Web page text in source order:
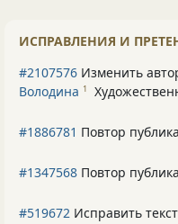
ИСПРАВЛЕНИЯ И
#2107576 Изменить
Володина 1
#1886781 Повтор
#1347568 Повтор
#519672 Исправить